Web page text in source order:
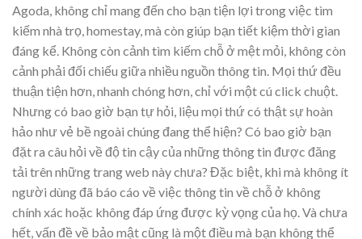
Agoda, không chỉ mang đến cho bạn tiện lợi trong việc tìm
kiếm nhà trọ, homestay, mà còn giúp bạn tiết kiệm thời gian
đáng kể. Không còn cảnh tìm kiếm chỗ ở mệt mỏi, không còn
cảnh phải đối chiếu giữa nhiều nguồn thông tin. Mọi thứ đều
thuận tiện hơn, nhanh chóng hơn, chỉ với một cú click chuột.
Nhưng có bao giờ bạn tự hỏi, liệu mọi thứ có thật sự hoàn
hảo như vẻ bề ngoài chúng đang thể hiện? Có bao giờ bạn
đặt ra câu hỏi về độ tin cậy của những thông tin được đăng
tải trên những trang web này chưa? Đặc biệt, khi mà không ít
người dùng đã báo cáo về việc thông tin về chỗ ở không
chính xác hoặc không đáp ứng được kỳ vọng của họ. Và chưa
hết, vấn đề về bảo mật cũng là một điều mà bạn không thể